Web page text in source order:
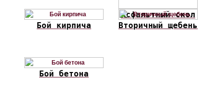
Асфальтный скол
Бой кирпича
Вторичный щебень
Бой бетона